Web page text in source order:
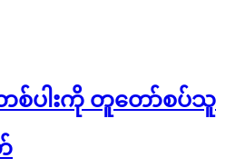
စ်ပါးကို တူတော်စပ်သူ